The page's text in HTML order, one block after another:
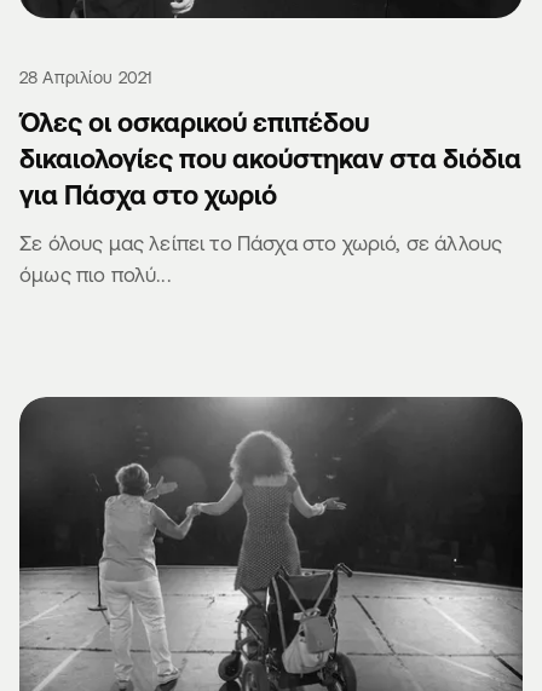
28 Απριλίου 2021
Όλες οι οσκαρικού επιπέδου
δικαιολογίες που ακούστηκαν στα διόδια
για Πάσχα στο χωριό
Σε όλους μας λείπει το Πάσχα στο χωριό, σε άλλους
όμως πιο πολύ...